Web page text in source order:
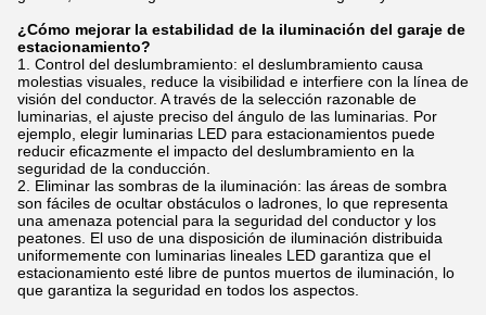
¿Cómo mejorar la estabilidad de la iluminación del garaje de
estacionamiento?
Control del deslumbramiento: el deslumbramiento causa
molestias visuales, reduce la visibilidad e interfiere con la línea de
visión del conductor. A través de la selección razonable de
luminarias, el ajuste preciso del ángulo de las luminarias. Por
ejemplo, elegir luminarias LED para estacionamientos puede
reducir eficazmente el impacto del deslumbramiento en la
seguridad de la conducción.
Eliminar las sombras de la iluminación: las áreas de sombra
son fáciles de ocultar obstáculos o ladrones, lo que representa
una amenaza potencial para la seguridad del conductor y los
peatones. El uso de una disposición de iluminación distribuida
uniformemente con luminarias lineales LED garantiza que el
estacionamiento esté libre de puntos muertos de iluminación, lo
que garantiza la seguridad en todos los aspectos.